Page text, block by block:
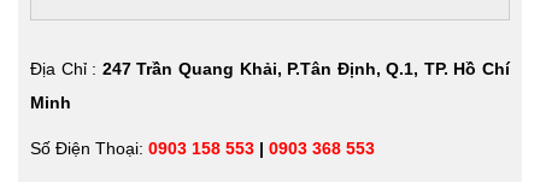
Địa Chỉ : 247 Trần Quang Khải, P.Tân Định, Q.1, TP. Hồ Chí
Minh
Số Điện Thoại: 0903 158 553 | 0903 368 553